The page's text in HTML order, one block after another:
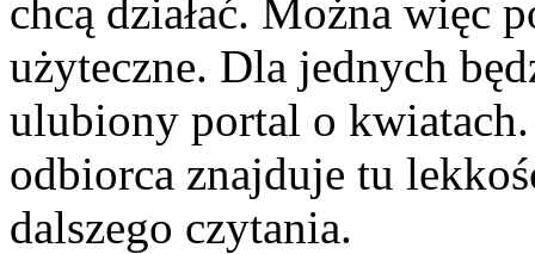
chcą działać. Można więc
użyteczne. Dla jednych
ulubiony portal o
odbiorca znajduje tu
dalszego czytania.